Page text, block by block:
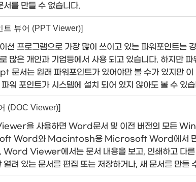
서를 만들 수 없습니다.
트 뷰어 (PPT Viewer)]
션 프로그램으로 가장 많이 쓰이고 있는 파워포인트는
많은 개인과 기업등에서 사용 되고 있습니다. 하지만 파
문서는 원래 파워포인트가 있어야만 볼 수가 있지만 이
워 포인트가 시스템에 설치 되어 있지 않아도 볼 수 있습
(DOC Viewer)]
을 사용하면 Word문서 및 이전 버전의 모든
Word와 Macintosh용 Microsoft Word에서 만
Word Viewer에서는 문서 내용을 보고, 인쇄하고 다른
열려 있는 문서를 편집 또는 저장하거나, 새 문서를 만들